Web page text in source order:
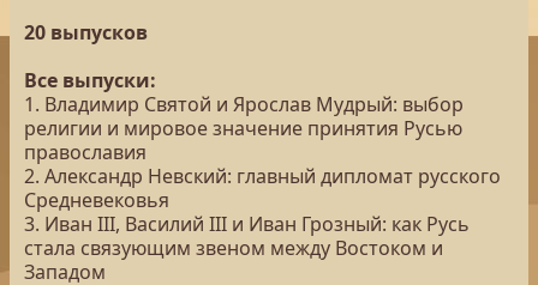
20 выпусков
Все выпуски:
1. Владимир Святой и Ярослав Мудрый: выбор
религии и мировое значение принятия Русью
православия
2. Александр Невский: главный дипломат русского
Средневековья
3. Иван III, Василий III и Иван Грозный: как Русь
стала связующим звеном между Востоком и
Западом